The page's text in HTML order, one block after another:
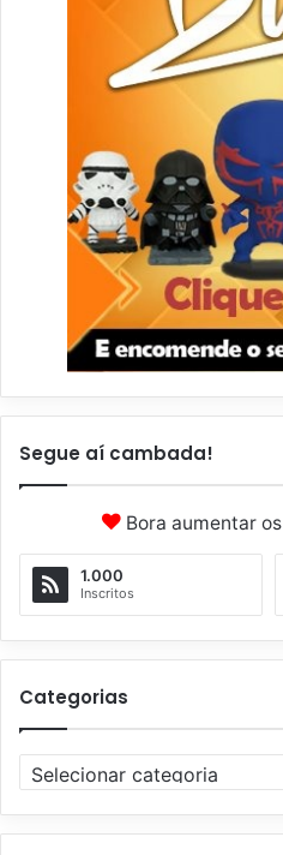
Segue aí cambada!
Bora aumentar os
1.000
Inscritos
Categorias
a
t